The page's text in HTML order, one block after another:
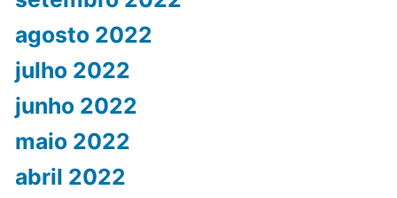
agosto 2022
julho 2022
junho 2022
maio 2022
abril 2022